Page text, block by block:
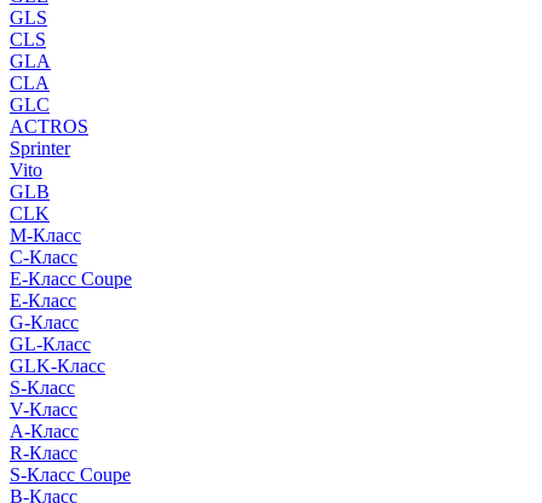
GLS
CLS
GLA
CLA
GLC
ACTROS
Sprinter
Vito
GLB
CLK
M-Класс
C-Класс
E-Класс Coupe
E-Класс
G-Класс
GL-Класс
GLK-Класс
S-Класс
V-Класс
A-Класс
R-Класс
S-Класс Сoupe
B-Класс